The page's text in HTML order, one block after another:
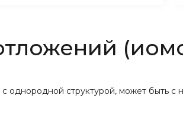
однородной структурой, может быть